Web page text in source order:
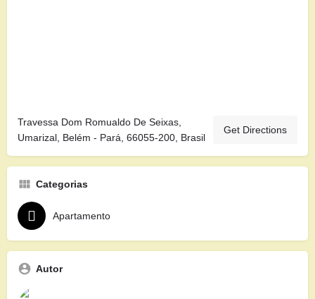
Travessa Dom Romualdo De Seixas,
Umarizal, Belém - Pará, 66055-200, Brasil
Get Directions
Categorias
Apartamento
Autor